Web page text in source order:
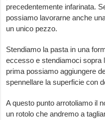
precedentemente infarinata.
possiamo lavorarne anche
un unico pezzo.
Stendiamo la pasta in una
eccesso e stendiamoci sopra
prima possiamo aggiungere
spennellare la superficie con
A questo punto arrotoliamo il
un rotolo che andremo a